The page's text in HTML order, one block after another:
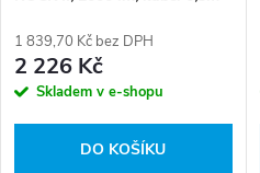
1 839,70 Kč bez DPH
2 226 Kč
Skladem v e-shopu
DO KOŠÍKU